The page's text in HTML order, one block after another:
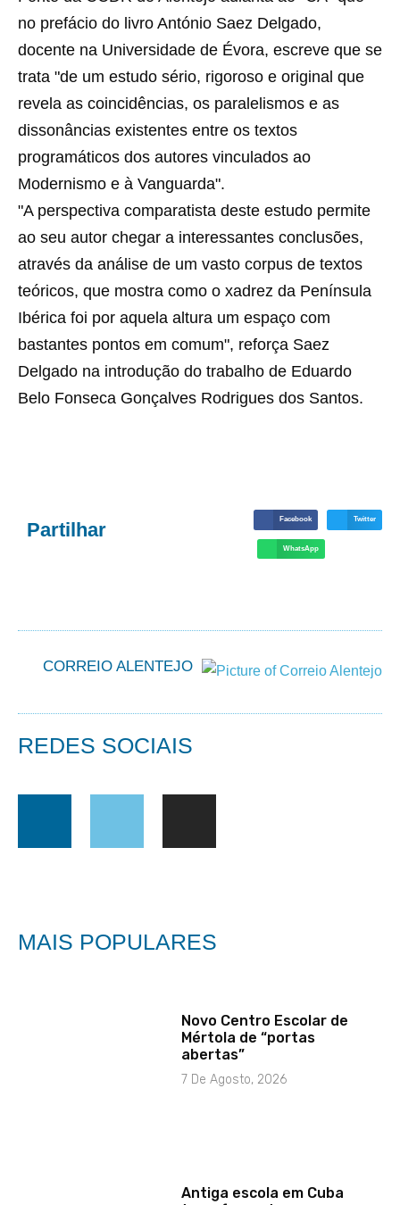
no prefácio do livro António Saez Delgado,
docente na Universidade de Évora, escreve que se
trata "de um estudo sério, rigoroso e original que
revela as coincidências, os paralelismos e as
dissonâncias existentes entre os textos
programáticos dos autores vinculados ao
Modernismo e à Vanguarda".
"A perspectiva comparatista deste estudo permite
ao seu autor chegar a interessantes conclusões,
através da análise de um vasto corpus de textos
teóricos, que mostra como o xadrez da Península
Ibérica foi por aquela altura um espaço com
bastantes pontos em comum", reforça Saez
Delgado na introdução do trabalho de Eduardo
Belo Fonseca Gonçalves Rodrigues dos Santos.
Partilhar Facebook Twitter
WhatsApp
CORREIO ALENTEJO
REDES SOCIAIS
MAIS POPULARES
Novo Centro Escolar de
Mértola de “portas
abertas”
7 De Agosto, 2026
Antiga escola em Cuba